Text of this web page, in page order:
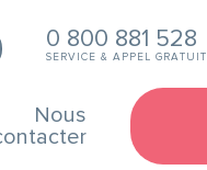
0 800 881 528
SERVICE & APPEL GRATUIT
Nous